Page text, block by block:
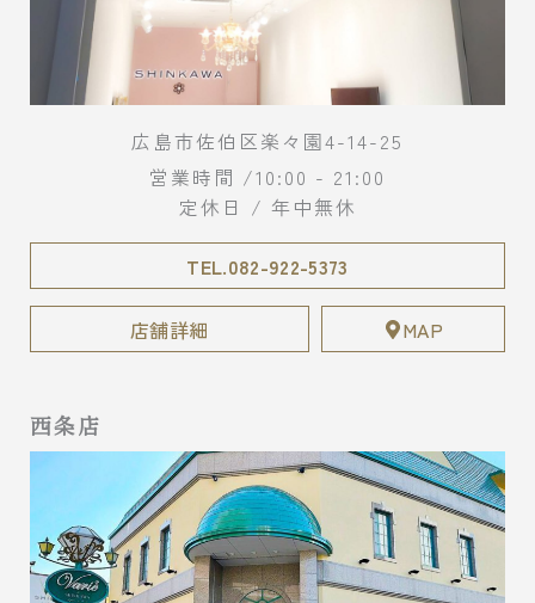
広島市佐伯区楽々園4-14-25
営業時間 /10:00 - 21:00
定休日 / 年中無休
TEL.082-922-5373
店舗詳細 MAP
西条店